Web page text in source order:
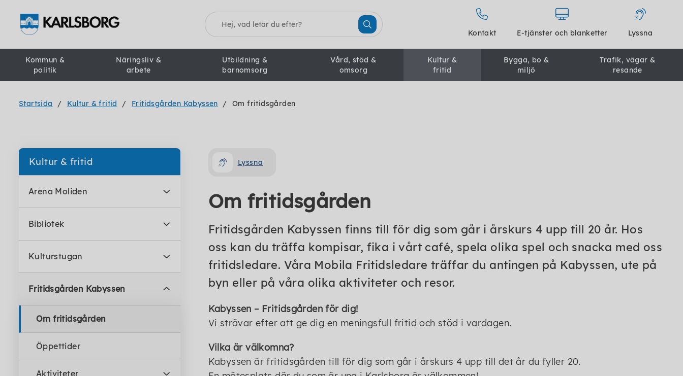
Sök
Kontakt E-tjänster och blanketter Lyssna
Kommun &
politik
Näringsliv &
arbete
Utbildning &
barnomsorg
Vård, stöd &
omsorg
Kultur &
fritid
Bygga, bo &
miljö
Trafik, vägar &
resande
Startsida Kultur & fritid Fritidsgården Kabyssen Om fritidsgården
Kultur & fritid
Arena Moliden
Bibliotek
Kulturstugan
Fritidsgården Kabyssen
Om fritidsgården
Öppettider
Aktiviteter
Lyssna
Om fritidsgården
Fritidsgården Kabyssen finns till för dig som går i årskurs 4 upp till 20 år. Hos
oss kan du träffa kompisar, fika i vårt café, spela olika spel och snacka med oss
fritidsledare. Våra Mobila Fritidsledare träffar du antingen på Kabyssen, ute på
byn eller på våra olika aktiviteter och resor.
Kabyssen – Fritidsgården för dig!
Vi strävar efter att ge dig en meningsfull fritid och stöd i vardagen.
Vilka är välkomna?
Kabyssen är fritidsgården till för dig som går i årskurs 4 upp till det år du fyller 20.